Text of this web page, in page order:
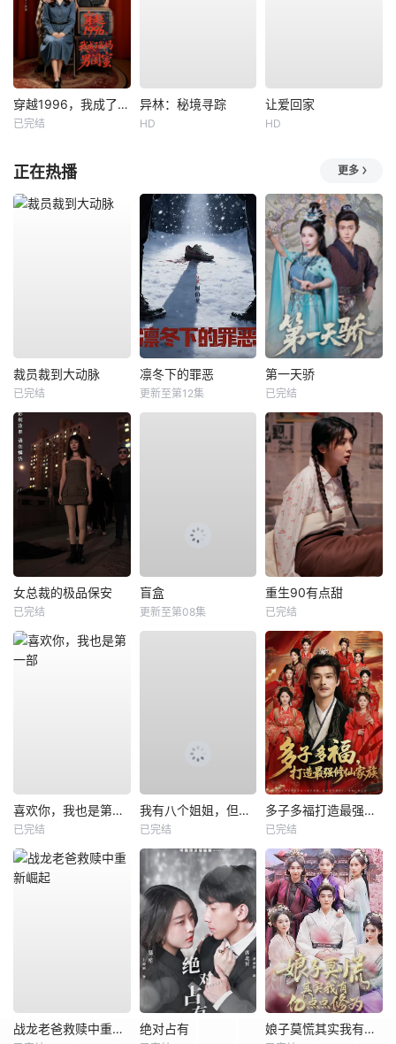
穿越1996，我成了我妈男闺蜜
已完结
异林：秘境寻踪
HD
让爱回家
HD
正在热播 更多
裁员裁到大动脉
已完结
凛冬下的罪恶
更新至第12集
第一天骄
已完结
女总裁的极品保安
已完结
盲盒
更新至第08集
重生90有点甜
已完结
喜欢你，我也是第一部
已完结
我有八个姐姐，但是他们都是弟控2
已完结
多子多福打造最强修仙家族
已完结
战龙老爸救赎中重新崛起 绝对占有 娘子莫慌其实我有亿点点修为